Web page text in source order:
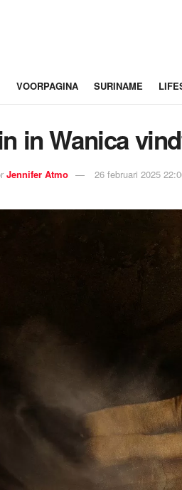
VOORPAGINA SURINAME
in Wanica
Jennifer Atmo 26 februari 2025